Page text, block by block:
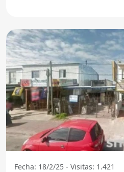
Fecha: 18/2/25 - Visitas: 1.421